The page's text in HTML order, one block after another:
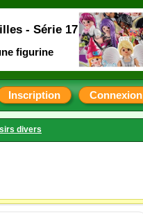
Inscription Connexion
divers
- Série 17
figurine